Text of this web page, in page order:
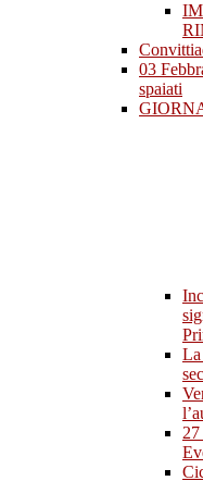
03
spaiati
La